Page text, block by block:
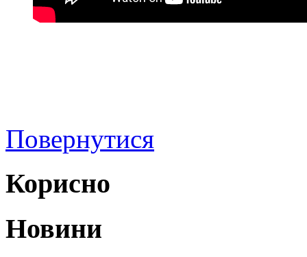
Повернутися
Корисно
Новини